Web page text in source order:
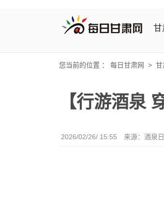
甘
您当前的位置 ： 每日甘肃网 > 甘
【行游酒泉
2026/02/26/ 15:55 来源：酒泉